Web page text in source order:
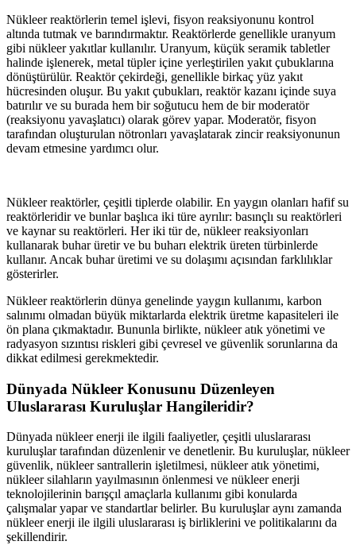
Nükleer reaktörlerin temel işlevi, fisyon reaksiyonunu kontrol
altında tutmak ve barındırmaktır. Reaktörlerde genellikle uranyum
gibi nükleer yakıtlar kullanılır. Uranyum, küçük seramik tabletler
halinde işlenerek, metal tüpler içine yerleştirilen yakıt çubuklarına
dönüştürülür. Reaktör çekirdeği, genellikle birkaç yüz yakıt
hücresinden oluşur. Bu yakıt çubukları, reaktör kazanı içinde suya
batırılır ve su burada hem bir soğutucu hem de bir moderatör
(reaksiyonu yavaşlatıcı) olarak görev yapar. Moderatör, fisyon
tarafından oluşturulan nötronları yavaşlatarak zincir reaksiyonunun
devam etmesine yardımcı olur.
Nükleer reaktörler, çeşitli tiplerde olabilir. En yaygın olanları hafif su
reaktörleridir ve bunlar başlıca iki türe ayrılır: basınçlı su reaktörleri
ve kaynar su reaktörleri. Her iki tür de, nükleer reaksiyonları
kullanarak buhar üretir ve bu buharı elektrik üreten türbinlerde
kullanır. Ancak buhar üretimi ve su dolaşımı açısından farklılıklar
gösterirler.
Nükleer reaktörlerin dünya genelinde yaygın kullanımı, karbon
salınımı olmadan büyük miktarlarda elektrik üretme kapasiteleri ile
ön plana çıkmaktadır. Bununla birlikte, nükleer atık yönetimi ve
radyasyon sızıntısı riskleri gibi çevresel ve güvenlik sorunlarına da
dikkat edilmesi gerekmektedir.
Dünyada Nükleer Konusunu Düzenleyen
Uluslararası Kuruluşlar Hangileridir?
Dünyada nükleer enerji ile ilgili faaliyetler, çeşitli uluslararası
kuruluşlar tarafından düzenlenir ve denetlenir. Bu kuruluşlar, nükleer
güvenlik, nükleer santrallerin işletilmesi, nükleer atık yönetimi,
nükleer silahların yayılmasının önlenmesi ve nükleer enerji
teknolojilerinin barışçıl amaçlarla kullanımı gibi konularda
çalışmalar yapar ve standartlar belirler. Bu kuruluşlar aynı zamanda
nükleer enerji ile ilgili uluslararası iş birliklerini ve politikalarını da
şekillendirir.